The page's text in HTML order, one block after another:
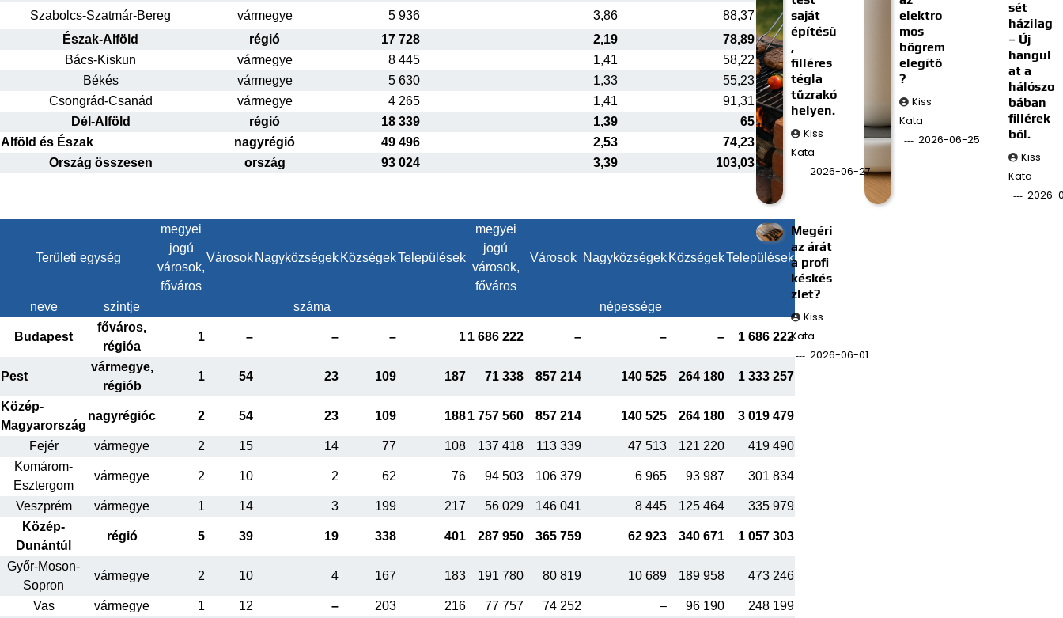
Szabolcs-Szatmár-Bereg vármegye 5 936 3,86
88,37
Észak-Alföld
régió 17 728 2,19
78,89
Bács-Kiskun
vármegye 8 445 1,41
58,22
Békés
vármegye 5 630 1,33
55,23
Csongrád-Csanád
vármegye 4 265 1,41
91,31
Dél-Alföld
régió 18 339 1,39
65
Alföld és Észak
nagyrégió 49 496 2,53
74,23
Ország összesen
ország 93 024 3,39 103,03
Területi egység
megyei
jogú
városok,
főváros
Városok Nagyközségek KözségekTelepülések
megyei
jogú
városok,
főváros
Városok Nagyközségek KözségekTelepülések
neve szintje száma népessége
Budapest
főváros,
régióa
1 – – – 11 686 222 – – – 1 686 222
Pest
vármegye,
régiób
1 54 23 109 187 71 338 857 214 140 525 264 180 1 333 257
Közép-
Magyarország
nagyrégióc 2 54 23 109 1881 757 560 857 214 140 525 264 180 3 019 479
Fejér vármegye 2 15 14 77 108 137 418 113 339 47 513 121 220
419 490
Komárom-
Esztergom
vármegye 2 10 2 62 76 94 503 106 379 6 965 93 987 301 834
Veszprém vármegye 1 14 3 199 217 56 029 146 041 8 445 125 464
335 979
Közép-
Dunántúl
régió 5 39 19 338 401 287 950 365 759 62 923 340 671 1 057 303
Győr-Moson-
Sopron
vármegye 2 10 4 167 183 191 780 80 819 10 689 189 958 473 246
Vas vármegye 1 12 – 203 216 77 757 74 252 – 96 190
248 199
saját
építésű
,
filléres
tégla
tűzrakó
helyen.
Kiss
Kata
2026-06-27
elektro
mos
bögrem
elegítő
?
Kiss
Kata
2026-06-25
sét
házilag
– Új
hangul
at a
hálószo
bában
fillérek
ből.
Kiss
Kata
2026-
Megéri
az árát
a profi
késkés
zlet?
Kiss
Kata
2026-06-01